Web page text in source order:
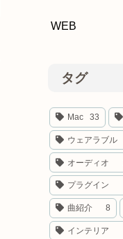
WEB
タグ
Mac 33
ウェアラブル
オーディオ
プラグイン
曲紹介 8
インテリア